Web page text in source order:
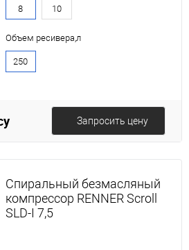
8 10
Объем ресивера,л
250
Запросить цену
Спиральный безмасляный
компрессор RENNER Scroll
SLD-I 7,5